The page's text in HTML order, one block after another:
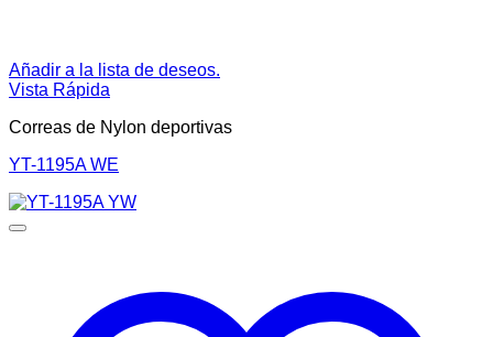
Añadir a la lista de deseos.
Vista Rápida
Correas de Nylon deportivas
YT-1195A WE